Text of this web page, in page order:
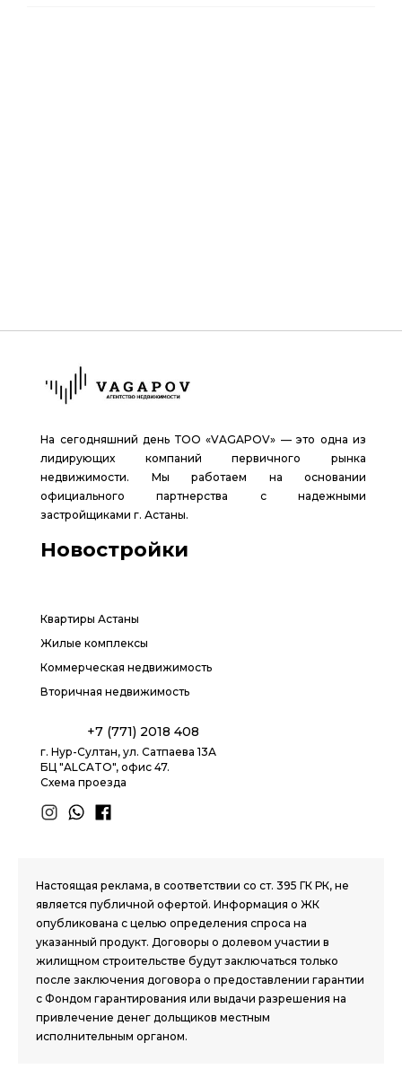
На сегодняшний день ТОО «VAGAPOV» — это одна из
лидирующих компаний первичного рынка
недвижимости. Мы работаем на основании
официального партнерства с надежными
застройщиками г. Астаны.
Новостройки
Квартиры Астаны
Жилые комплексы
Коммерческая недвижимость
Вторичная недвижимость
+7 (771) 2018 408
г. Нур-Султан, ул. Сатпаева 13А
БЦ "ALCATO", офис 47.
Схема проезда
Настоящая реклама, в соответствии со ст. 395 ГК РК, не
является публичной офертой. Информация о ЖК
опубликована с целью определения спроса на
указанный продукт. Договоры о долевом участии в
жилищном строительстве будут заключаться только
после заключения договора о предоставлении гарантии
с Фондом гарантирования или выдачи разрешения на
привлечение денег дольщиков местным
исполнительным органом.